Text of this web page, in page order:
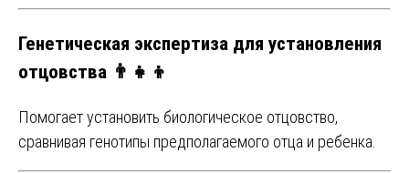
Генетическая экспертиза для установления
отцовства 👨‍👧‍👦
Помогает установить биологическое отцовство,
сравнивая генотипы предполагаемого отца и ребенка.